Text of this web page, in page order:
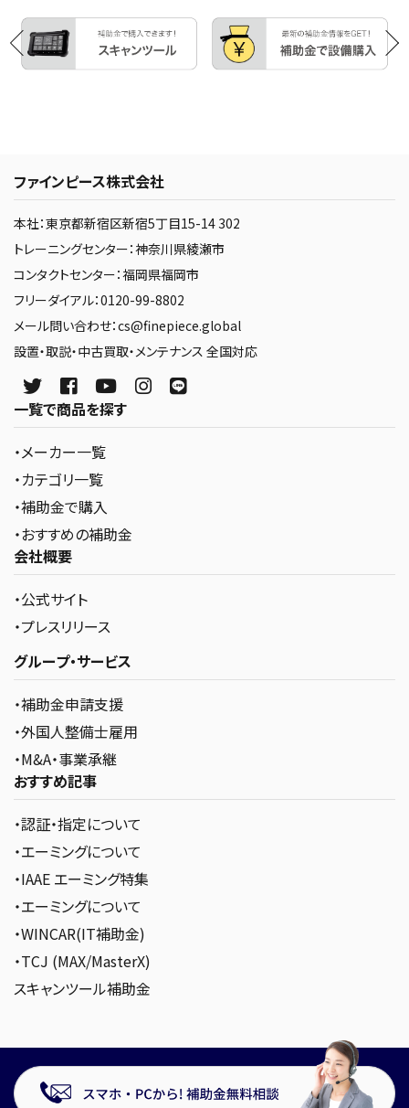
ファインピース株式会社
本社：東京都新宿区新宿5丁目15-14 302
トレーニングセンター：神奈川県綾瀬市
コンタクトセンター：福岡県福岡市
フリーダイアル：0120-99-8802
メール問い合わせ：cs@finepiece.global
設置・取説・中古買取・メンテナンス 全国対応
一覧で商品を探す
・メーカー一覧
・カテゴリ一覧
・補助金で購入
・おすすめの補助金
会社概要
・公式サイト
・プレスリリース
グループ・サービス
・補助金申請支援
・外国人整備士雇用
・M&A・事業承継
おすすめ記事
・認証・指定について
・エーミングについて
・IAAE エーミング特集
・エーミングについて
・WINCAR(IT補助金)
・TCJ (MAX/MasterX)
スキャンツール補助金